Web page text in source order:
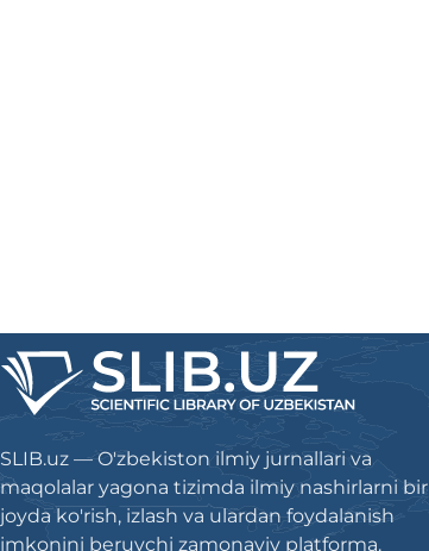
SLIB.uz — O'zbekiston ilmiy jurnallari va
maqolalar yagona tizimda ilmiy nashirlarni bir
joyda ko'rish, izlash va ulardan foydalanish
imkonini beruvchi zamonaviy platforma.